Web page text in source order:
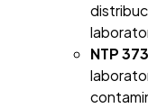
NTP